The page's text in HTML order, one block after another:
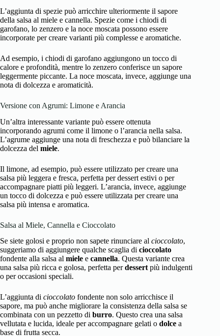
L’aggiunta di spezie può arricchire ulteriormente il sapore
della salsa al miele e cannella. Spezie come i chiodi di
garofano, lo zenzero e la noce moscata possono essere
incorporate per creare varianti più complesse e aromatiche.
Ad esempio, i chiodi di garofano aggiungono un tocco di
calore e profondità, mentre lo zenzero conferisce un sapore
leggermente piccante. La noce moscata, invece, aggiunge una
nota di dolcezza e aromaticità.
Versione con Agrumi: Limone e Arancia
Un’altra interessante variante può essere ottenuta
incorporando agrumi come il limone o l’arancia nella salsa.
L’agrume aggiunge una nota di freschezza e può bilanciare la
dolcezza del miele.
Il limone, ad esempio, può essere utilizzato per creare una
salsa più leggera e fresca, perfetta per dessert estivi o per
accompagnare piatti più leggeri. L’arancia, invece, aggiunge
un tocco di dolcezza e può essere utilizzata per creare una
salsa più intensa e aromatica.
Salsa al Miele, Cannella e Cioccolato
Se siete golosi e proprio non sapete rinunciare al cioccolato,
suggeriamo di aggiungere qualche scaglia di cioccolato
fondente alla salsa al miele e cannella. Questa variante crea
una salsa più ricca e golosa, perfetta perdessertpiù indulgenti
o per occasioni speciali.
L’aggiunta di cioccolato fondente non solo arricchisce il
sapore, ma può anche migliorare la consistenza della salsa se
combinata con un pezzetto di burro. Questo crea una salsa
vellutata e lucida, ideale per accompagnare gelati o dolce a
base di frutta secca.